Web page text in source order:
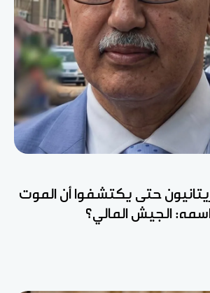
حتى يكتشفوا أن الموت
الجيش المالي؟